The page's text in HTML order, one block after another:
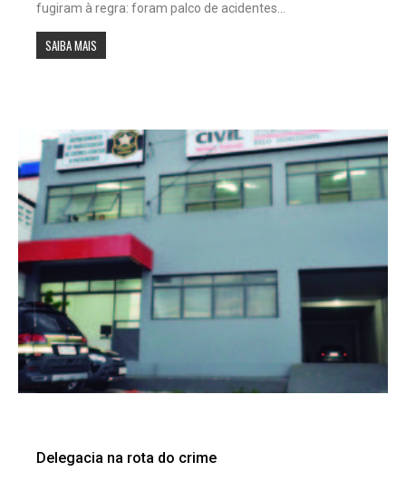
fugiram à regra: foram palco de acidentes...
SAIBA MAIS
Delegacia na rota do crime